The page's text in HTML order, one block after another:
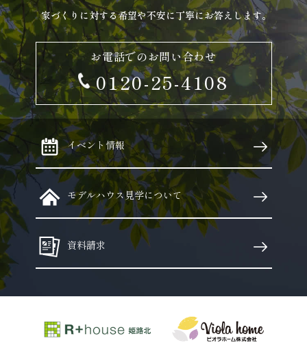
家づくりに対する希望や不安に丁寧にお答えします。
お電話でのお問い合わせ
0120-25-4108
イベント情報
モデルハウス見学について
資料請求